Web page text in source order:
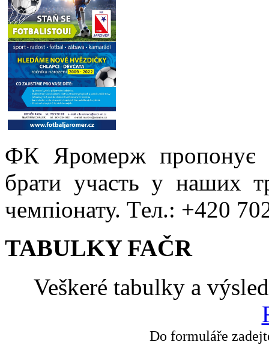
ФК Яромерж пропонує
брати участь у наших
чемпіонату. Tел.: +420
TABULKY FAČR
Veškeré tabulky a
Do formuláře